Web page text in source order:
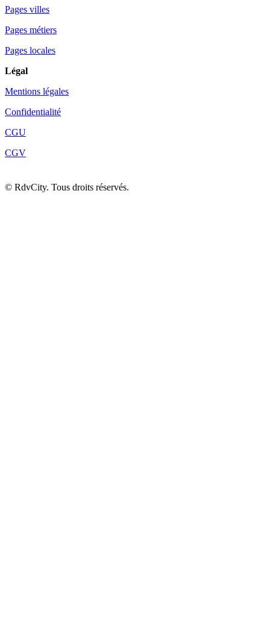
Pages villes
Pages métiers
Pages locales
Légal
Mentions légales
Confidentialité
CGU
CGV
© RdvCity. Tous droits réservés.